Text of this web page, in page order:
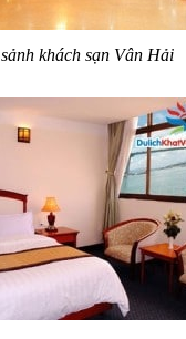
sảnh khách sạn Vân Hải